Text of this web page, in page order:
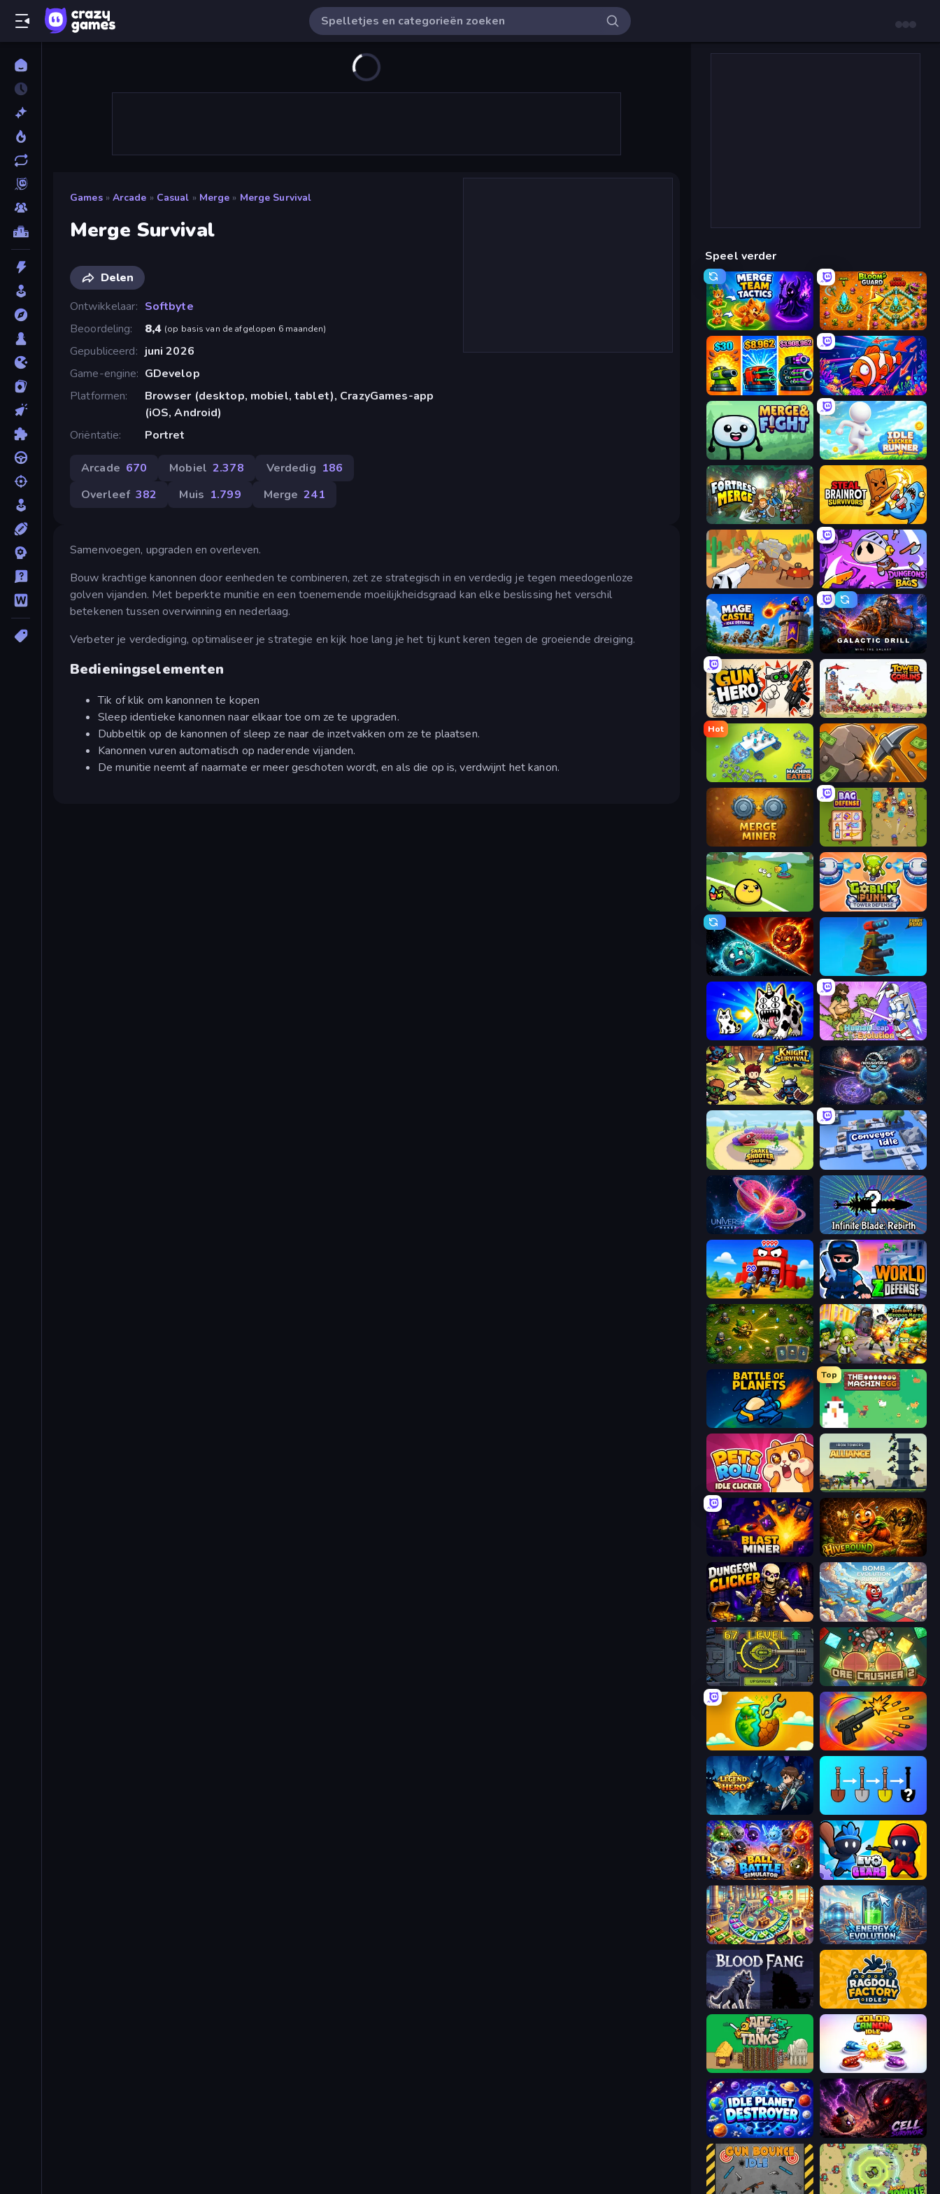
Games » Arcade » Casual » Merge » Merge Survival
Merge Survival
Delen
Ontwikkelaar
Softbyte
Beoordeling
8,4 (op basis van de afgelopen 6 maanden)
Gepubliceerd
juni 2026
Game-engine
GDevelop
Platformen
Browser (desktop, mobiel, tablet), CrazyGames-app
(iOS, Android)
Oriëntatie
Portret
Arcade 670 Mobiel 2.378 Verdedig 186
Overleef 382 Muis 1.799 Merge 241
Samenvoegen, upgraden en overleven.
Bouw krachtige kanonnen door eenheden te combineren, zet ze strategisch in en verdedig je tegen meedogenloze
golven vijanden. Met beperkte munitie en een toenemende moeilijkheidsgraad kan elke beslissing het verschil
betekenen tussen overwinning en nederlaag.
Verbeter je verdediging, optimaliseer je strategie en kijk hoe lang je het tij kunt keren tegen de groeiende dreiging.
Bedieningselementen
Tik of klik om kanonnen te kopen
Sleep identieke kanonnen naar elkaar toe om ze te upgraden.
Dubbeltik op de kanonnen of sleep ze naar de inzetvakken om ze te plaatsen.
Kanonnen vuren automatisch op naderende vijanden.
De munitie neemt af naarmate er meer geschoten wordt, en als die op is, verdwijnt het kanon.
Speel verder
Merge Team Tactics BloomGuard
Pumpkin Defense: Merge Cannon Fish Catch Idle
Merge & Fight Idle Clicker Runner
Fortress Merge Steal Brainrot Survivors
Idle Gun Survivor Dungeons and Bags
Mage Castle Idle Defense Galactic Drill
Gun Hero: Cat Survival Tower vs Goblins
Hot
Machine Eater Mine Clicker
Merge Miner Bag Defense
Monster Mixer Idle Goblin Punk Tower Defense
PlanetCrush 2 Furry Road
Strange Cats Human Leap: Evolution
Knight Survival Nexusorbiter
Snake Shooter: Tower Battle Conveyor Idle
Universe Maker Infinite Blade: Rebirth
TimeWarriors World Z Defense - Zombie Defense
Tiny Ranger Zombies 4 Weapon Merge
Battle of the Planets
Top
The MachinEGG
Pets Roll: Idle Clicker Iron Towers Alliance
Blast Miner Hivebound
Dungeon Clicker Bomb Evolution Runner
Tank Evolution OreCrusher 2
Land Explorers: Merge & Build Chair Force Buzz
Legend of Hero
Ball Battle Simulator Evo Gears
Money Factory: Tycoon Idle Game Energy Evolution
Blood Fang Ragdoll Factory Idle
Age of Tanks Warriors: TD War Color Cannon Idle
Idle Planet Destroyer Cell Survivor